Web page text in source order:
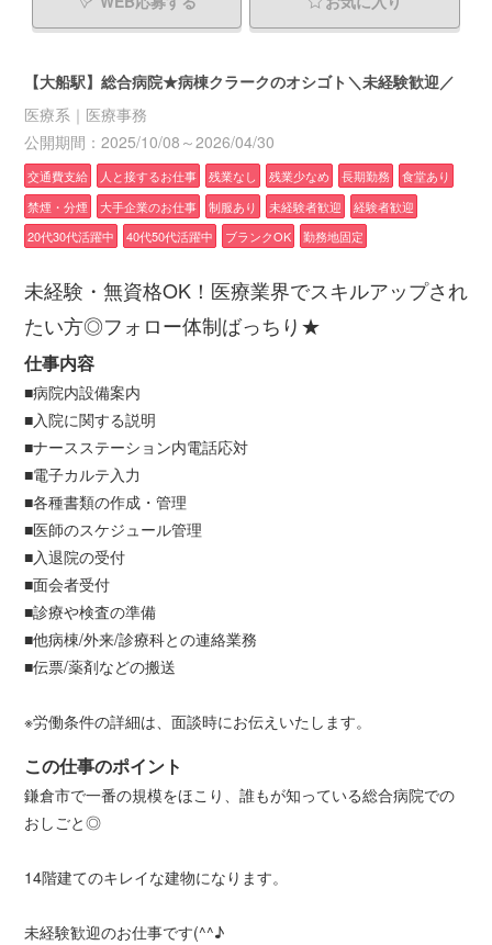
【大船駅】総合病院★病棟クラークのオシゴト＼未経験歓迎／
医療系｜医療事務
公開期間：2025/10/08～2026/04/30
交通費支給 人と接するお仕事 残業なし 残業少なめ 長期勤務
食堂あり
禁煙・分煙
大手企業のお仕事 制服あり 未経験者歓迎
経験者歓迎
20代30代活躍中
40代50代活躍中 ブランクOK 勤務地固定
未経験・無資格OK！医療業界でスキルアップされ
たい方◎フォロー体制ばっちり★
仕事内容
■病院内設備案内
■入院に関する説明
■ナースステーション内電話応対
■電子カルテ入力
■各種書類の作成・管理
■医師のスケジュール管理
■入退院の受付
■面会者受付
■診療や検査の準備
■他病棟/外来/診療科との連絡業務
■伝票/薬剤などの搬送
※労働条件の詳細は、面談時にお伝えいたします。
この仕事のポイント
鎌倉市で一番の規模をほこり、誰もが知っている総合病院での
おしごと◎
14階建てのキレイな建物になります。
未経験歓迎のお仕事です(^^♪